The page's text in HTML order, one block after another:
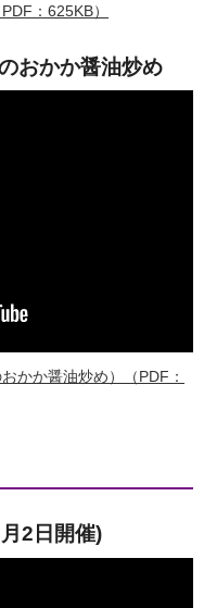
：625KB）
おかか醤油炒め
かか醤油炒め）（PDF：
2日開催)